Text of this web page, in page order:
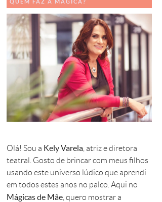
QUEM FAZ A MÁGICA?
Olá! Sou a Kely Varela , atriz e diretora
teatral. Gosto de brincar com meus filhos
usando este universo lúdico que aprendi
em todos estes anos no palco. Aqui no
Mágicas de Mãe , quero mostrar a